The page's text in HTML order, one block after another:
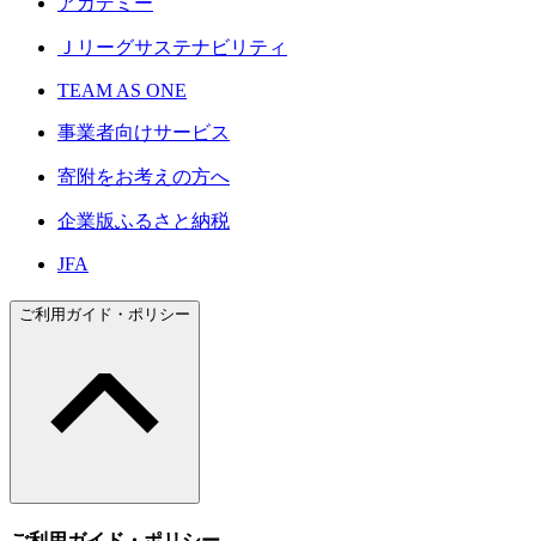
Ｊリーグサステナビリティ
TEAM AS ONE
事業者向けサービス
寄附をお考えの方へ
企業版ふるさと納税
JFA
ご利用ガイド・ポリシー